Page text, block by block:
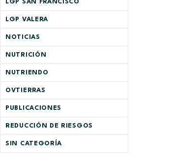
LGP SAN FRANCISCO
LGP VALERA
NOTICIAS
NUTRICIÓN
NUTRIENDO
OVTIERRAS
PUBLICACIONES
REDUCCIÓN DE RIESGOS
SIN CATEGORÍA